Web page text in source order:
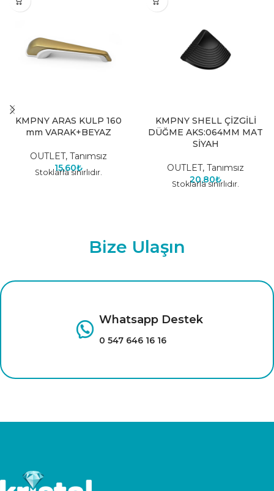
KMPNY ARAS KULP 160
mm VARAK+BEYAZ
OUTLET, Tanımsız
15,60₺
Stoklarla sınırlıdır.
KMPNY SHELL ÇİZGİLİ
DÜĞME AKS:064MM MAT
SİYAH
OUTLET, Tanımsız
20,80₺
Stoklarla sınırlıdır.
Bize Ulaşın
Whatsapp Destek
0 547 646 16 16